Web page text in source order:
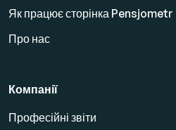
Як працює сторінка Pensjometr
Про нас
Компанії
Професійні звіти